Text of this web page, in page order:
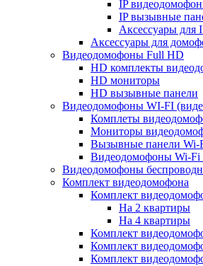
IP
IP вызывные
Аксессуары для
Аксессуары для
Видеодомофоны Full HD
HD комплекты
HD мониторы
HD вызывные панели
Видеодомофоны WI-FI
Комплеты
Мониторы
Вызывные панели Wi-
Видеодомофоны Wi-Fi
Видеодомофоны
Комплект видеодомофона
Комплект
На 2 квартиры
На 4 квартиры
Комплект
Комплект
Комплект